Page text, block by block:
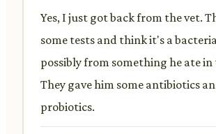
Yes, I just got back from the vet.
some tests and think it's a
possibly from something he ate in
They gave him some antibiotics
probiotics.